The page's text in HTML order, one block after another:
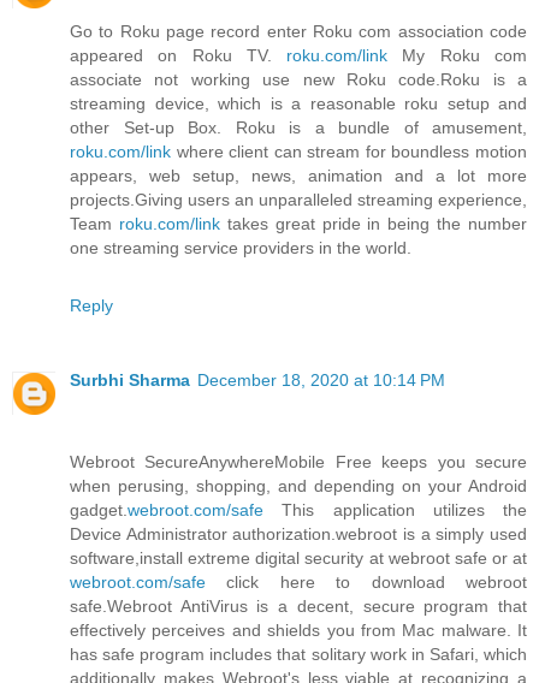
Go to Roku page record enter Roku com association code
appeared on Roku TV. roku.com/link My Roku com
associate not working use new Roku code.Roku is a
streaming device, which is a reasonable roku setup and
other Set-up Box. Roku is a bundle of amusement,
roku.com/link where client can stream for boundless motion
appears, web setup, news, animation and a lot more
projects.Giving users an unparalleled streaming experience,
Team roku.com/linktakes great pride in being the number
one streaming service providers in the world.
Reply
Surbhi Sharma December 18, 2020 at 10:14 PM
Webroot SecureAnywhereMobile Free keeps you secure
when perusing, shopping, and depending on your Android
gadget. webroot.com/safe This application utilizes the
Device Administrator authorization.webroot is a simply used
software,install extreme digital security at webroot safe or at
webroot.com/safe click here to download webroot
safe.Webroot AntiVirus is a decent, secure program that
effectively perceives and shields you from Mac malware. It
has safe program includes that solitary work in Safari, which
additionally makes Webroot's less viable at recognizing a